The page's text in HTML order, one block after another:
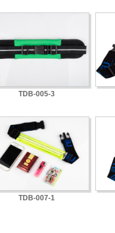
TDB-005-3
TDB-007-1